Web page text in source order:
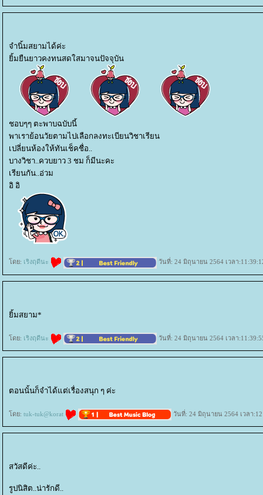
จำนิ้มสยามได้ค่ะ
ิ้มยืนยาวคงทนสดใสมาจนปัจจุบัน
ชอบๆๆ ตะพาบฉบับนี้
พาเราย้อนวัยตามไปเลือกลงทะเบียนวิชาเรียน
เปลี่ยนห้องให้ทันเช็คชื่อ..
บางวิชา..ควบยาว 3 ชม ก็มีนะคะ
เรียนกัน..อ่วม
อิ อิ
ดย: เริงฤดีนะ วันที่: 24 มิถุนายน 2564 เวลา
ิ้มสยาม*
ดย: เริงฤดีนะ วันที่: 24 มิถุนายน 2564 เวลา
ตอนนั้นก็จำได้แต่เรื่องสนุก ๆ ค่ะ
ดย: tuk-tuk@korat วันที่: 24 มิถุนายน 2564 เวลา
สวัสดีค่ะ..
รูปนิสิต..น่ารักดี..